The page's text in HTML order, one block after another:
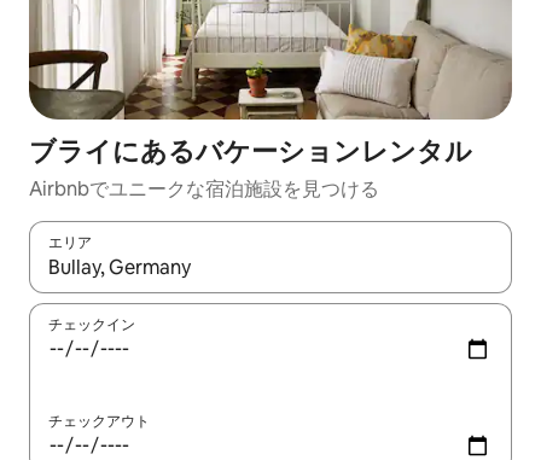
ブライにあるバケーションレンタル
Airbnbでユニークな宿泊施設を見つける
エリア
検索結果が表示されたら、上下の矢印キーを使って移動するか
チェックイン
チェックアウト